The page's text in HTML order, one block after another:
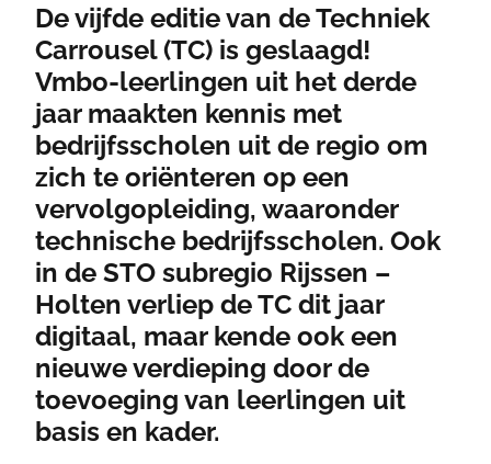
De vijfde editie van de Techniek
Carrousel (TC) is geslaagd!
Vmbo-leerlingen uit het derde
jaar maakten kennis met
bedrijfsscholen uit de regio om
zich te oriënteren op een
vervolgopleiding, waaronder
technische bedrijfsscholen. Ook
in de STO subregio Rijssen –
Holten verliep de TC dit jaar
digitaal, maar kende ook een
nieuwe verdieping door de
toevoeging van leerlingen uit
basis en kader.